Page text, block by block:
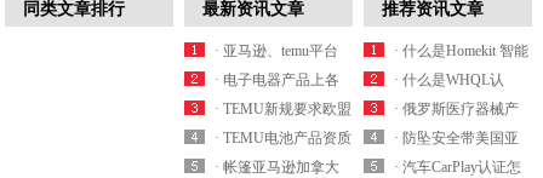
同类文章排行 最新资讯文章
· 亚马逊、temu平台
欧洲站强制要求提供
轻型电动车锂电池EN
50604-1认证哪家实验
室可以办理？
· 电子电器产品上各
跨境平台欧盟CE-
LVD/EMC/RED合规
及产品标签有什么要
· TEMU新规要求欧盟
站带电池产品需提交
CE-Battery资质白名单
· TEMU电池产品资质
解读之MSDS-
· 帐篷亚马逊加拿大
推荐资讯文章
· 什么是Homekit 智能
家居认证？
· 什么是WHQL认
证？
· 俄罗斯医疗器械产
品Roszdravnadzor认证
好办吗？需要提供什
· 防坠安全带美国亚
马逊合规认证
· 汽车CarPlay认证怎